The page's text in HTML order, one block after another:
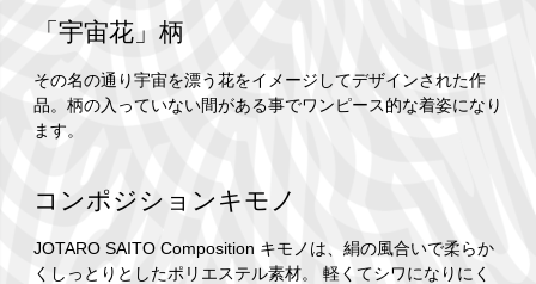
「宇宙花」柄
その名の通り宇宙を漂う花をイメージしてデザインされた作
品。柄の入っていない間がある事でワンピース的な着姿になり
ます。
コンポジションキモノ
JOTARO SAITO Composition キモノは、絹の風合いで柔らか
くしっとりとしたポリエステル素材。 軽くてシワになりにく